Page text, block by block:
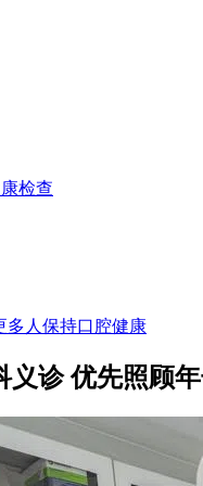
检查
多人保持口腔健康
义诊 优先照顾